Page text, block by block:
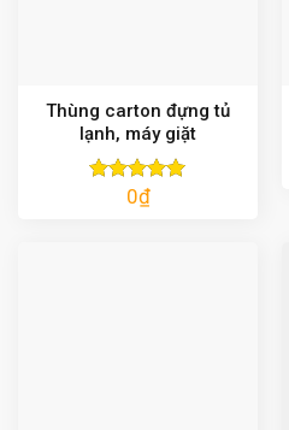
Thùng carton đựng tủ
lạnh, máy giặt
Được xếp
0₫